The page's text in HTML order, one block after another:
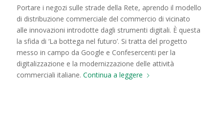
Portare i negozi sulle strade della Rete, aprendo il modello
di distribuzione commerciale del commercio di vicinato
alle innovazioni introdotte dagli strumenti digitali. È questa
la sfida di ‘La bottega nel futuro’. Si tratta del progetto
messo in campo da Google e Confesercenti per la
digitalizzazione e la modernizzazione delle attività
commerciali italiane. Continua a leggere